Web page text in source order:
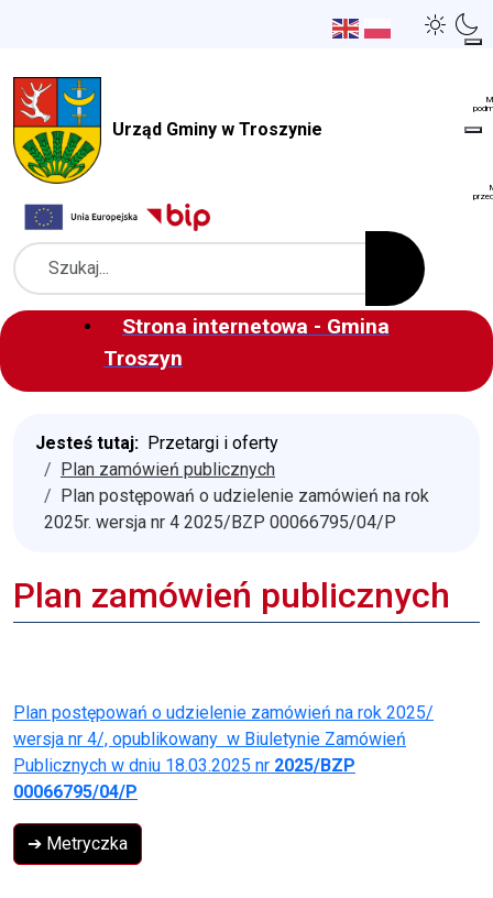
Urząd Gminy w Troszynie
Szukaj
Strona internetowa - Gmina
Troszyn
Jesteś tutaj: Przetargi i oferty
Plan zamówień publicznych
Plan postępowań o udzielenie zamówień na rok
2025r. wersja nr 4 2025/BZP 00066795/04/P
Plan zamówień publicznych
Plan postępowań o udzielenie zamówień na rok 2025/
wersja nr 4/, opublikowany w Biuletynie Zamówień
Publicznych w dniu 18.03.2025 nr 2025/BZP
00066795/04/P
➔ Metryczka